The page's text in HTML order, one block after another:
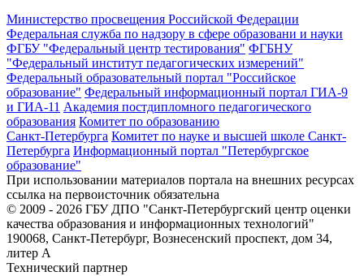
Министерство просвещения Российской Федерации
Федеральная служба по надзору в сфере образовани и науки
ФГБУ "Федеральный центр тестирования" ФГБНУ
"Федеральный институт педагогических измерений"
Федеральный образовательный портал "Российское
образование" Федеральный информационный портал ГИА-9
и ГИА-11 Академия постдипломного педагогического
образования Комитет по образованию
Санкт-Петербурга Комитет по науке и высшей школе Санкт-
Петербурга Информационный портал "Петербургское
образование"
При использовании материалов портала на внешних ресурсах
ссылка на первоисточник обязательна
© 2009 - 2026 ГБУ ДПО "Санкт-Петербургский центр оценки
качества образования и информационных технологий"
190068, Санкт-Петербург, Вознесенский проспект, дом 34,
литер А
Технический партнер